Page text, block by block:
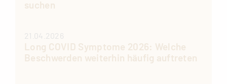
suchen
21.04.2026
Long COVID Symptome 2026: Welche
Beschwerden weiterhin häufig auftreten